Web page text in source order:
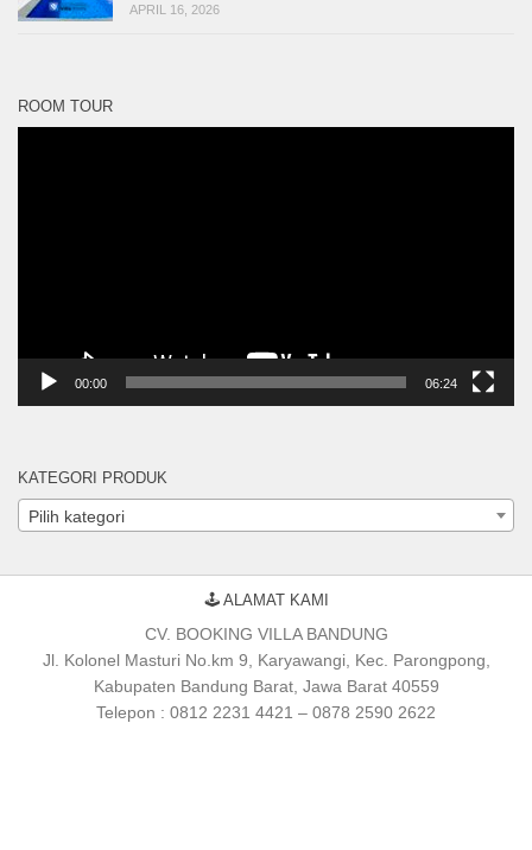
APRIL 16, 2026
ROOM TOUR
00:00 06:24
KATEGORI PRODUK
Pilih kategori
🕹 ALAMAT KAMI
CV. BOOKING VILLA BANDUNG
Jl. Kolonel Masturi No.km 9, Karyawangi, Kec. Parongpong,
Kabupaten Bandung Barat, Jawa Barat 40559
Telepon : 0812 2231 4421 – 0878 2590 2622